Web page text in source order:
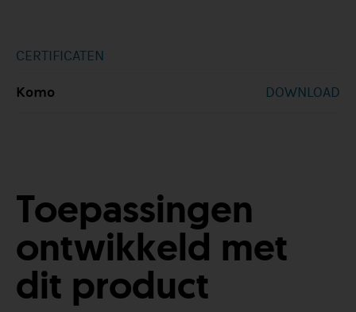
CERTIFICATEN
Komo DOWNLOAD
Toepassingen
ontwikkeld met
dit product